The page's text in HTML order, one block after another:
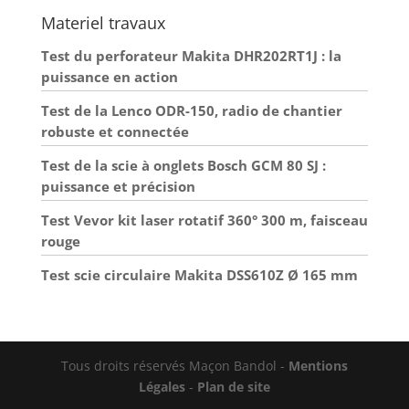
Materiel travaux
Test du perforateur Makita DHR202RT1J : la
puissance en action
Test de la Lenco ODR-150, radio de chantier
robuste et connectée
Test de la scie à onglets Bosch GCM 80 SJ :
puissance et précision
Test Vevor kit laser rotatif 360° 300 m, faisceau
rouge
Test scie circulaire Makita DSS610Z Ø 165 mm
Tous droits réservés Maçon Bandol - Mentions
Légales- Plan de site